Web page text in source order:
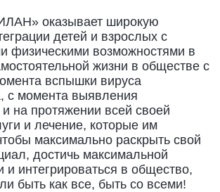
оказывает широкую
детей и взрослых с
физическими возможностями в
жизни в обществе с
вспышки вируса
с момента выявления
на протяжении всей своей
и лечение, которые им
максимально раскрыть свой
достичь максимальной
и интегрироваться в общество,
быть как все, быть со всеми!